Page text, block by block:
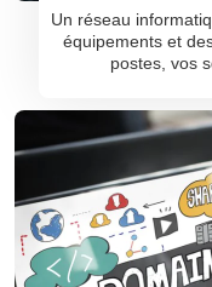
Un réseau
équipements et
postes, vos